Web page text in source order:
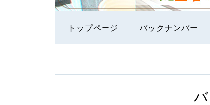
トップページ バックナンバー